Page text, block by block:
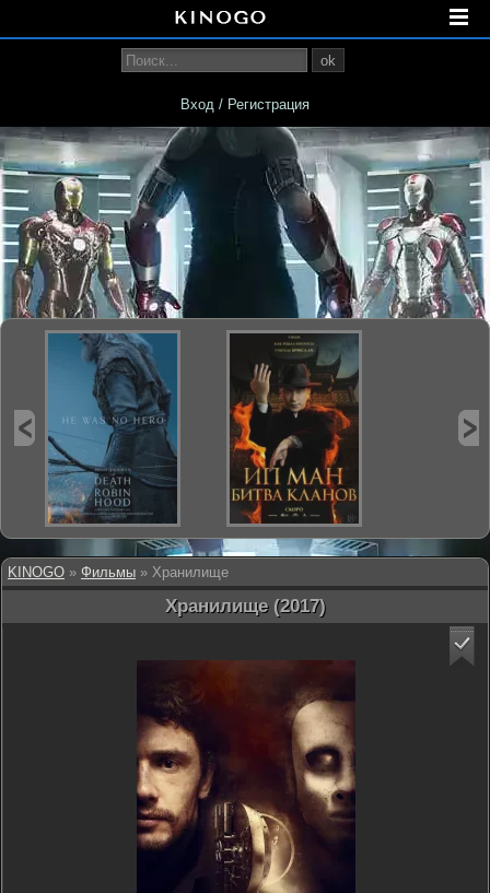
KINOGO » Фильмы » Хранилище
Хранилище (2017)
ok
Вход / Регистрация